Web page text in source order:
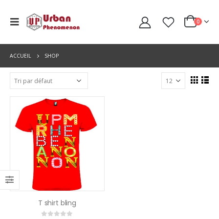
0
ACCUEIL SHOP
T shirt bling